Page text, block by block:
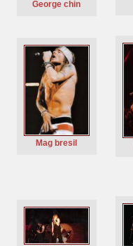
George chin
Mag bresil